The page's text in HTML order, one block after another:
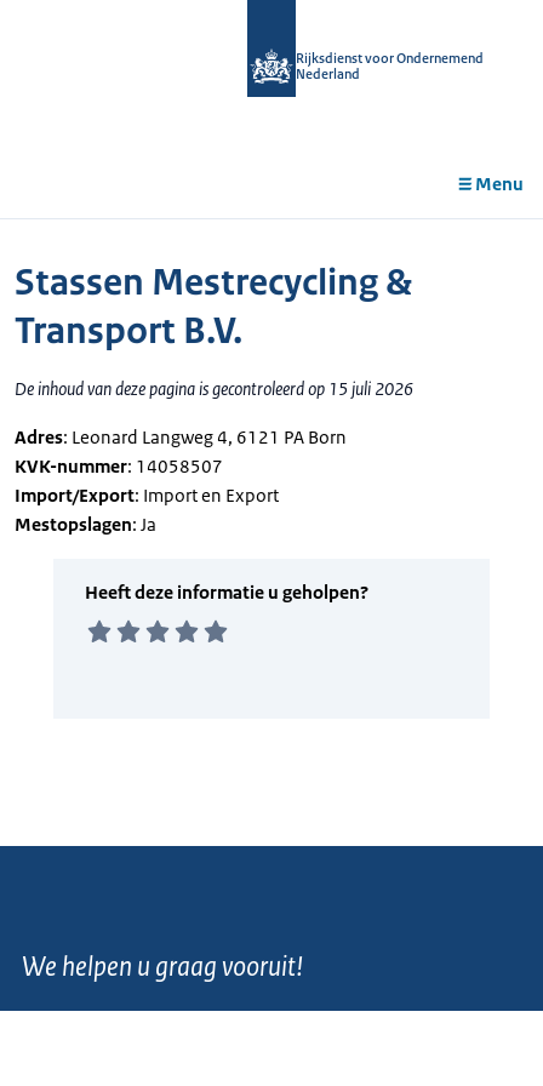
Rijksdienst voor Ondernemend
Nederland
Menu
Stassen Mestrecycling &
Transport B.V.
De inhoud van deze pagina is gecontroleerd op 15 juli 2026
Adres: Leonard Langweg 4, 6121 PA Born
KVK-nummer: 14058507
Import/Export: Import en Export
Mestopslagen: Ja
We helpen u graag vooruit!